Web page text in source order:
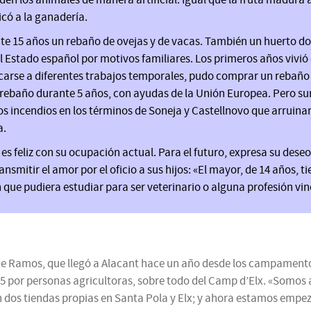
a la ganadería.
15 años un rebaño de ovejas y de vacas. También un huerto
Estado español por motivos familiares. Los primeros años
a diferentes trabajos temporales, pudo comprar un
durante 5 años, con ayudas de la Unión Europea. Pero
en los términos de Soneja y Castellnovo que
feliz con su ocupación actual. Para el futuro, expresa su
el amor por el oficio a sus hijos: «El mayor, de 14 años,
pudiera estudiar para ser veterinario o alguna profesión
que llegó a Alacant hace un año desde los
personas agricultoras, sobre todo del Camp d’Elx.
tiendas propias en Santa Pola y Elx; y ahora estamos